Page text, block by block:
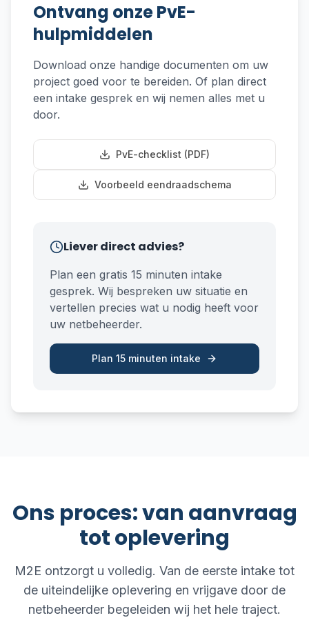
Ontvang onze PvE-
hulpmiddelen
Download onze handige documenten om uw
project goed voor te bereiden. Of plan direct
een intake gesprek en wij nemen alles met u
door.
PvE-checklist (PDF)
Voorbeeld eendraadschema
Liever direct advies?
Plan een gratis 15 minuten intake
gesprek. Wij bespreken uw situatie en
vertellen precies wat u nodig heeft voor
uw netbeheerder.
Plan 15 minuten intake
Ons proces: van aanvraag
tot oplevering
M2E ontzorgt u volledig. Van de eerste intake tot
de uiteindelijke oplevering en vrijgave door de
netbeheerder begeleiden wij het hele traject.